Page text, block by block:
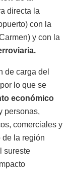
directa la
con la
y con la
de carga del
lo que se
económico
personas,
comerciales y
la región
sureste